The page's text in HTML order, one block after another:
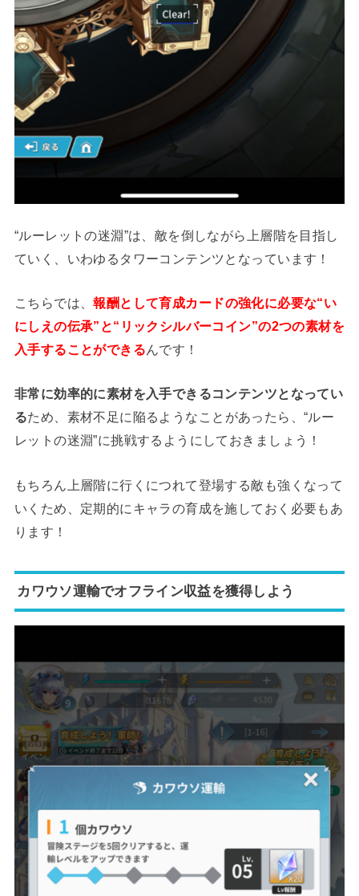
“ルーレットの迷淵”は、敵を倒しながら上層階を目指し
ていく、いわゆるタワーコンテンツとなっています！
こちらでは、報酬として育成カードの強化に必要な“い
にしえの伝承”と“リックシルバーコイン”の2つの素材を
入手することができるんです！
非常に効率的に素材を入手できるコンテンツとなってい
るため、素材不足に陥るようなことがあったら、“ルー
レットの迷淵”に挑戦するようにしておきましょう！
もちろん上層階に行くにつれて登場する敵も強くなって
いくため、定期的にキャラの育成を施しておく必要もあ
ります！
カワウソ運輸でオフライン収益を獲得しよう